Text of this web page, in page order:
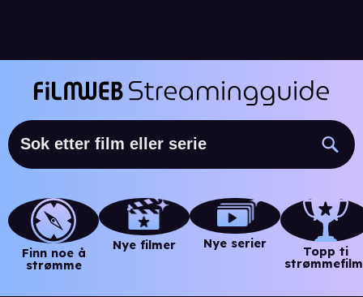
Finn noe å
strømme
Nye filmer Nye serier
Topp ti